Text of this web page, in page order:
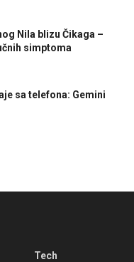
Nila blizu Čikaga –
simptoma
sa telefona: Gemini
Tech